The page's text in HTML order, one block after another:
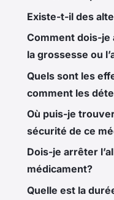
Existe-t-il des
Comment dois-je
la grossesse ou
Quels sont les
comment les
Où puis-je
sécurité de ce
Dois-je arrêter
médicament?
Quelle est la